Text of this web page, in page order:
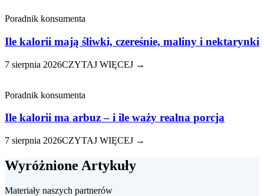
Poradnik konsumenta
Ile kalorii mają śliwki, czereśnie, maliny i nektarynki
7 sierpnia 2026CZYTAJ WIĘCEJ →
Poradnik konsumenta
Ile kalorii ma arbuz – i ile waży realna porcja
7 sierpnia 2026CZYTAJ WIĘCEJ →
Wyróżnione Artykuły
Materiały naszych partnerów